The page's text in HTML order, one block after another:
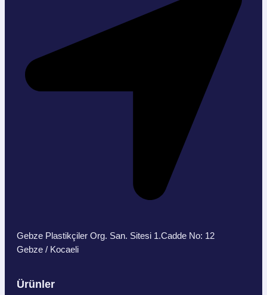
Gebze Plastikçiler Org. San. Sitesi 1.Cadde No: 12
Gebze / Kocaeli
Ürünler